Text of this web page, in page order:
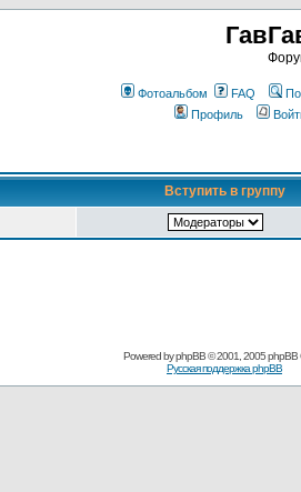
Фотоальбом FAQ
Профиль
Вступить в группу
Powered byphpBB© 2001, 2005 phpBB
Русская поддержка phpBB